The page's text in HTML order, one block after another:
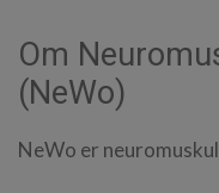
Om
(NeWo)
NeWo er